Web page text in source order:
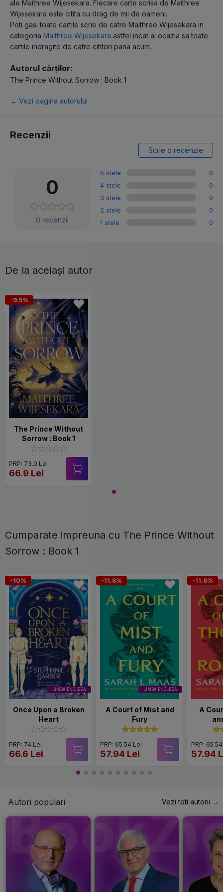
ale Maithree Wijesekara. Fiecare carte scrisa de Maithree
Wijesekara este citita cu drag de mii de oameni.
Poti gasi toate cartile scrie de catre Maithree Wijesekara in
categoria Maithree Wijesekara astfel incat ai ocazia sa toate
cartile indragite de catre cititori pana acum.
Autorul cărților:
The Prince Without Sorrow : Book 1
→ Vezi pagina autorului
Recenzii
Scrie o recenzie
0
0 recenzii
5 stele
0
4 stele
0
3 stele
0
2 stele
0
1 stele
0
De la același autor
-9.5%
The Prince Without
Sorrow : Book 1
PRP: 73.9 Lei
66.9 Lei
Cumparate impreuna cu The Prince Without
Sorrow : Book 1
LIMBA ENGLEZA
-10%
Once Upon a Broken
Heart
PRP: 74 Lei
66.6 Lei
LIMBA ENGLEZA
-11.6%
A Court of Mist and
Fury
PRP: 65.54 Lei
57.94 Lei
-11.6%
A
PRP:
57.94
Autori populari Vezi toti autorii →